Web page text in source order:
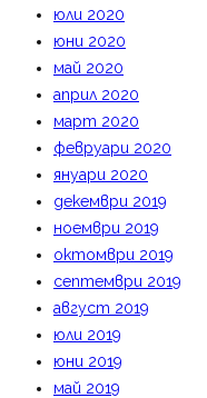
юли 2020
юни 2020
май 2020
април 2020
март 2020
февруари 2020
януари 2020
декември 2019
ноември 2019
октомври 2019
септември 2019
август 2019
юли 2019
юни 2019
май 2019